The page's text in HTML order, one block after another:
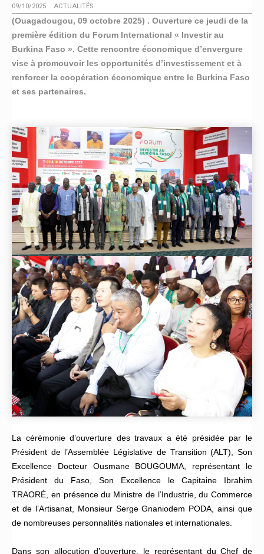
09/10/2025 ACTUALITÉS
(Ouagadougou, 09 octobre 2025) . Ouverture ce jeudi de la
première édition du Forum International « Investir au
Burkina Faso ». Cette rencontre économique d’envergure
vise à promouvoir les opportunités d’investissement et à
renforcer la coopération économique entre le Burkina Faso
et ses partenaires.
La cérémonie d’ouverture des travaux a été présidée par le
Président de l’Assemblée Législative de Transition (ALT), Son
Excellence Docteur Ousmane BOUGOUMA, représentant le
Président du Faso, Son Excellence le Capitaine Ibrahim
TRAORÉ, en présence du Ministre de l’Industrie, du Commerce
et de l’Artisanat, Monsieur Serge Gnaniodem PODA, ainsi que
de nombreuses personnalités nationales et internationales.
Dans son allocution d’ouverture, le représentant du Chef de